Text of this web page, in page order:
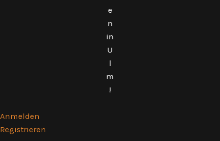
e
n
in
U
l
m
!
Anmelden
Registrieren